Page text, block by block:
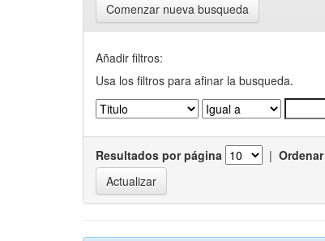
Comenzar nueva busqueda
Añadir filtros:
Usa los filtros para afinar la busqueda.
Resultados por página |